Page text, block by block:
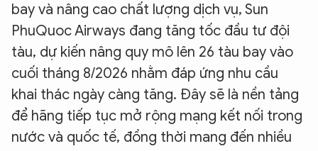
bay và nâng cao chất lượng dịch vụ, Sun
PhuQuoc Airways đang tăng tốc đầu tư đội
tàu, dự kiến nâng quy mô lên 26 tàu bay vào
cuối tháng 8/2026 nhằm đáp ứng nhu cầu
khai thác ngày càng tăng. Đây sẽ là nền tảng
để hãng tiếp tục mở rộng mạng kết nối trong
nước và quốc tế, đồng thời mang đến nhiều